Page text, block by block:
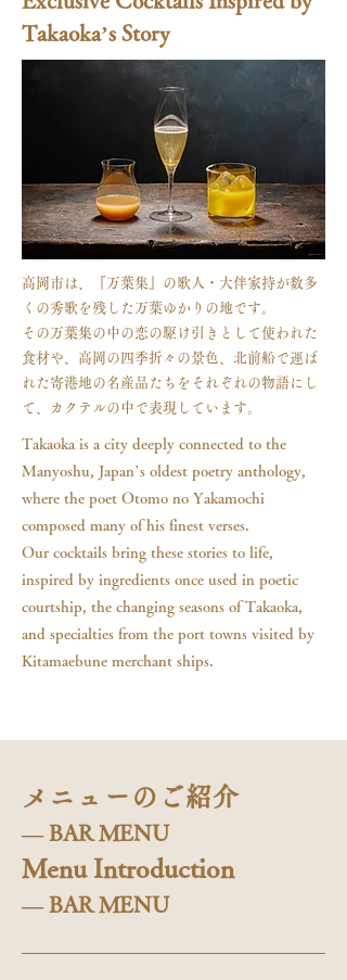
Takaoka’s Story
高岡市は、『万葉集』の歌人・大伴家持が数多
くの秀歌を残した万葉ゆかりの地です。
その万葉集の中の恋の駆け引きとして使われた
食材や、高岡の四季折々の景色、北前船で運ば
れた寄港地の名産品たちをそれぞれの物語にし
て、カクテルの中で表現しています。
Takaoka is a city deeply connected to the
Manyoshu, Japan’s oldest poetry anthology,
where the poet Otomo no Yakamochi
composed many of his finest verses.
Our cocktails bring these stories to life,
inspired by ingredients once used in poetic
courtship, the changing seasons of Takaoka,
and specialties from the port towns visited by
Kitamaebune merchant ships.
メニューのご紹介
― BAR MENU
Menu Introduction
― BAR MENU